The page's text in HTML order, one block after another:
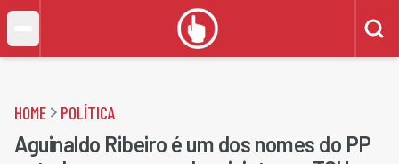
HOME POLÍTICA
Aguinaldo Ribeiro é um dos nomes do PP